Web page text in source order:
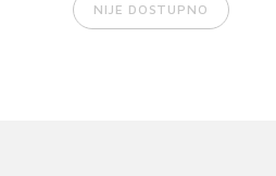
NIJE DOSTUPNO